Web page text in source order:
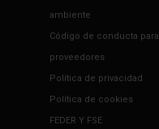
ambiente
Código de conducta para
proveedores
Política de privacidad
Política de cookies
FEDER Y FSE